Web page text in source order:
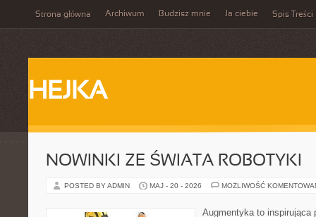
Strona główna Archiwum Budzisz mnie Ja ciebie Spis Treści
HEJKA
NOWINKI ZE ŚWIATA ROBOTYKI
POSTED BY ADMIN MAJ - 20 - 2026 MOŻLIWOŚĆ
Augmentyka to inspirująca